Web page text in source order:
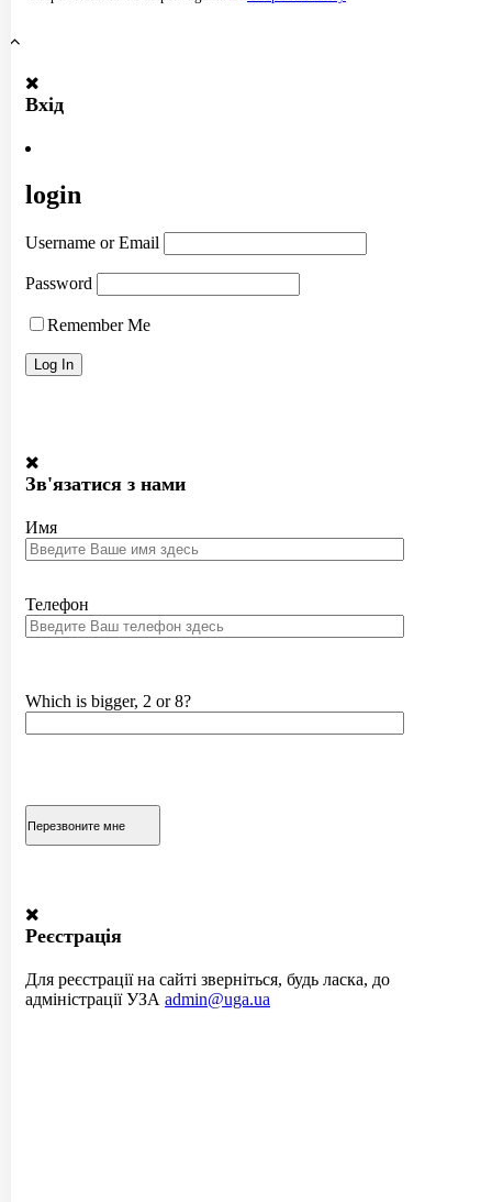
Вхід
login
Username or Email
Password
Remember Me
Зв'язатися з нами
Имя
Телефон
Which is bigger, 2 or 8?
Реєстрація
Для реєстрації на сайті зверніться, будь ласка, до
адміністрації УЗА admin@uga.ua